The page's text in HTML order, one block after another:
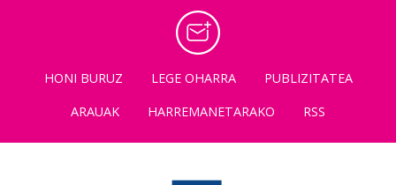
HONI BURUZ LEGE OHARRA
PUBLIZITATEA
ARAUAK
HARREMANETARAKO RSS